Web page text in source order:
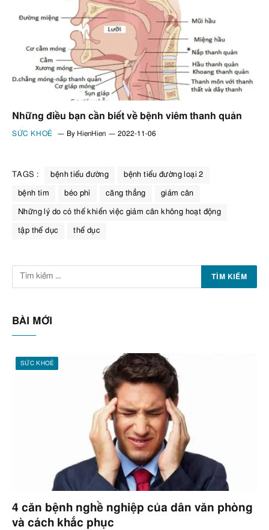
Những điều bạn cần biết về bệnh viêm thanh quản
SỨC KHOẺ By HienHien 2022-11-06
TAGS : bệnh tiểu đường bệnh tiểu đường loại 2
bệnh tim béo phì căng thẳng giảm cân
Những lý do có thể khiến việc giảm cân không hoạt động
tập thể dục thể dục
BÀI MỚI
SỨC KHOẺ
4 căn bệnh nghề nghiệp của dân văn phòng
và cách khắc phục